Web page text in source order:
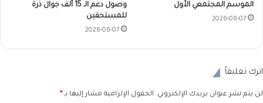
الموسم المجتمعي الأول
2026-08-07
وصول دعم الـ 15 ألف جوال ذرة
للمستحقين
2026-08-07
اترك تعليقاً
لن يتم نشر عنوان بريدك الإلكتروني. الحقول الإلزامية مشار إليها بـ*